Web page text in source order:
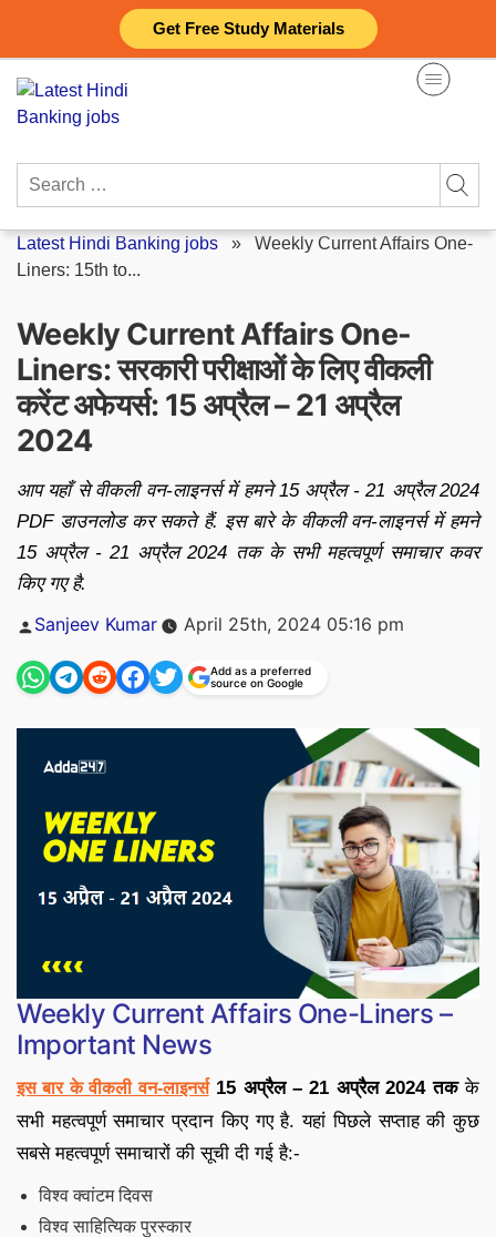
Get Free Study Materials
content
Search
Latest Hindi Banking jobs » Weekly Current Affairs One-
Liners: 15th to...
Weekly Current Affairs One-
Liners: सरकारी परीक्षाओं के लिए वीकली
करेंट अफेयर्स: 15 अप्रैल – 21 अप्रैल
2024
आप यहाँ से वीकली वन-लाइनर्स में हमने 15 अप्रैल - 21 अप्रैल 2024
PDF डाउनलोड कर सकते हैं. इस बारे के वीकली वन-लाइनर्स में हमने
15 अप्रैल - 21 अप्रैल 2024 तक के सभी महत्वपूर्ण समाचार कवर
किए गए है.
Posted
Sanjeev Kumar April 25th, 2024 05:16 pm
Add as a preferred
source on Google
Weekly Current Affairs One-Liners –
Important News
इस बार के वीकली वन-लाइनर्स 15 अप्रैल – 21 अप्रैल 2024 तकके
सभी महत्वपूर्ण समाचार प्रदान किए गए है. यहां पिछले सप्ताह की कुछ
सबसे महत्वपूर्ण समाचारों की सूची दी गई है:-
विश्व क्वांटम दिवस
विश्व साहित्यिक पुरस्कार